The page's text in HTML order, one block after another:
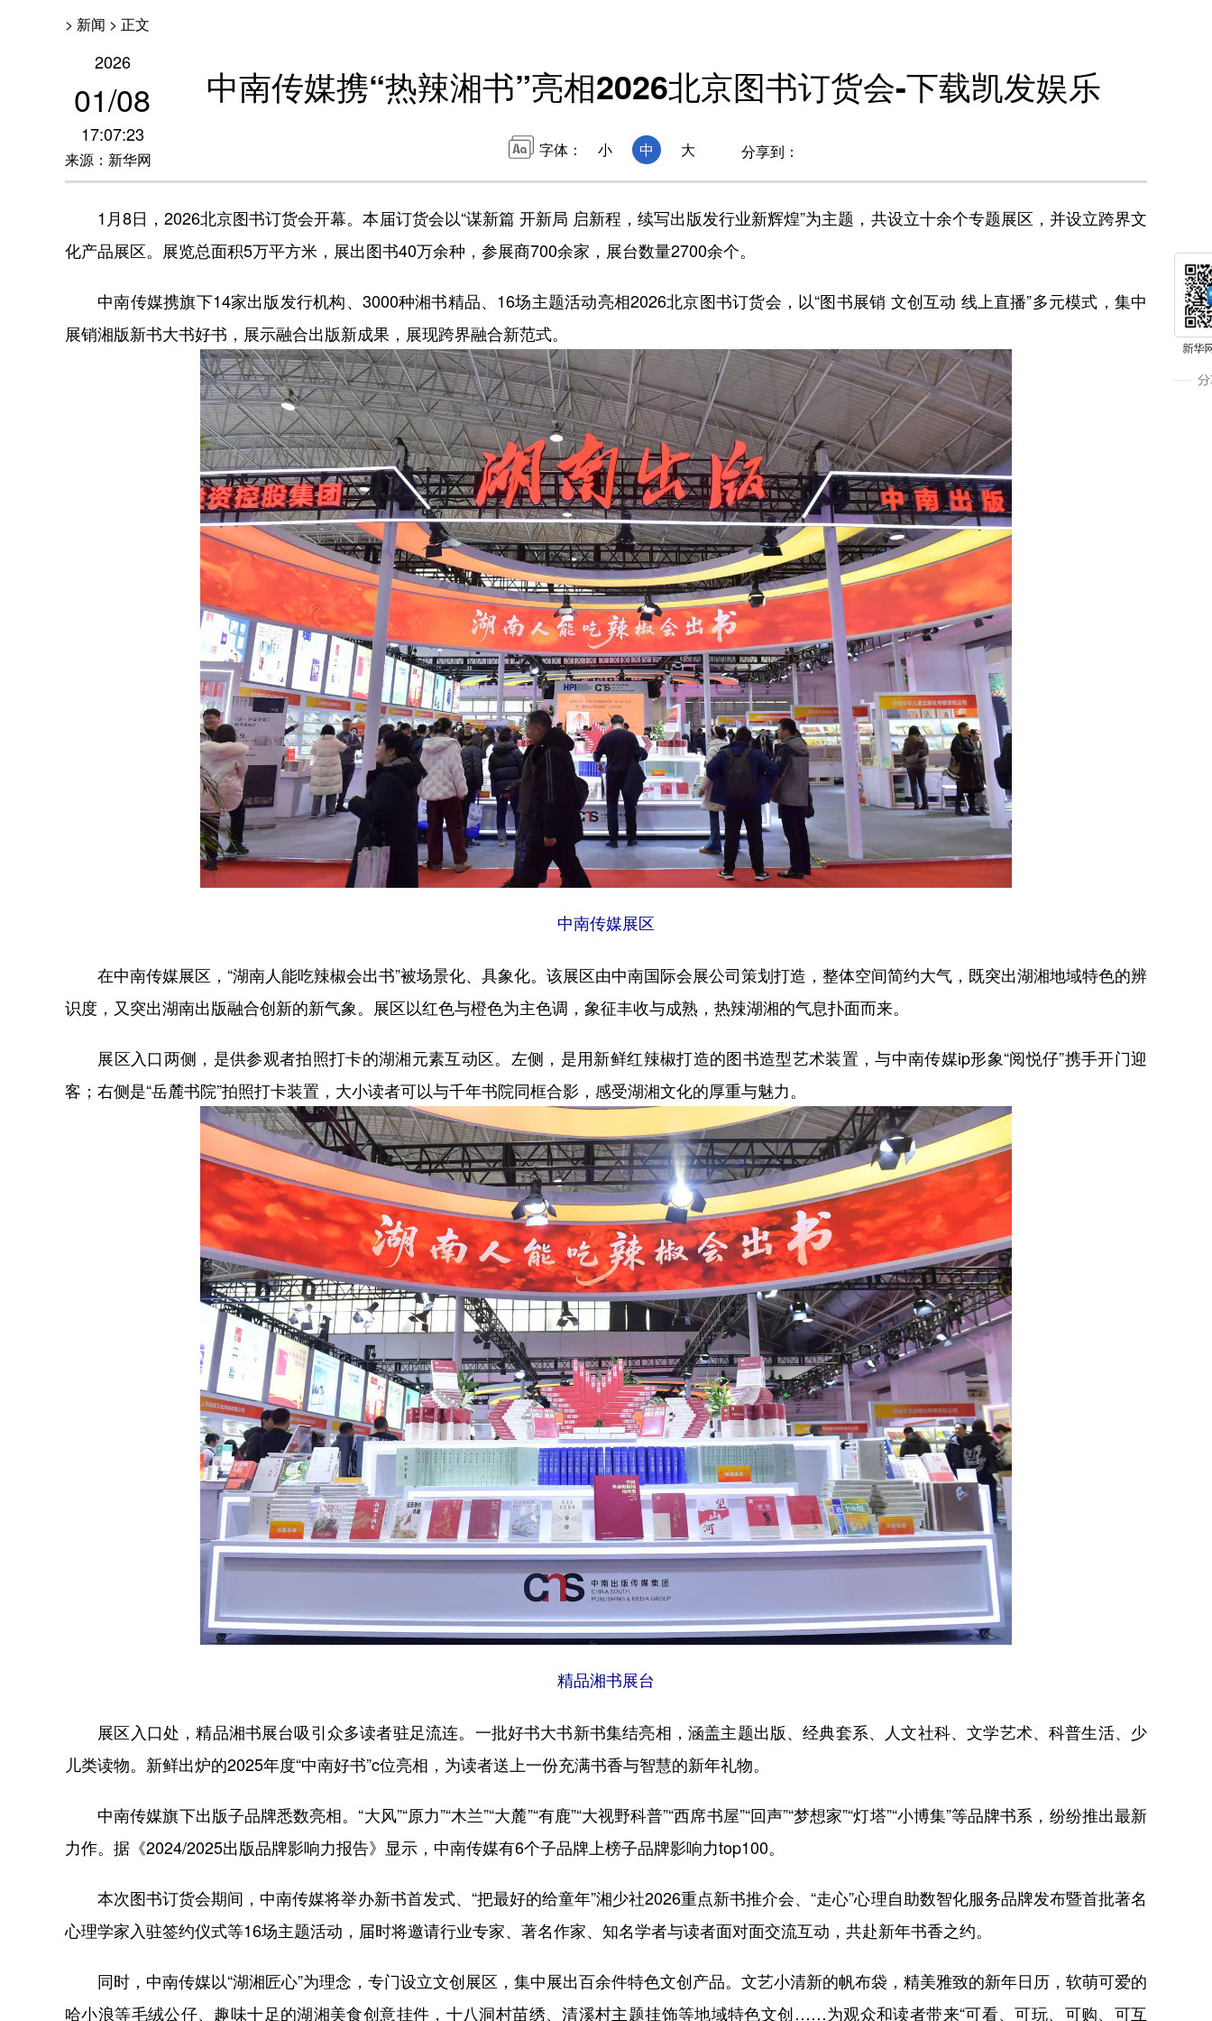
> 新闻 > 正文
2026
01/08
17:07:23
来源：新华网
中南传媒携“热辣湘书”亮相2026北京图书订货会-下载凯发娱乐
字体： 小 中 大 分享到：
1月8日，2026北京图书订货会开幕。本届订货会以“谋新篇 开新局 启新程，续写出版发行业新辉煌”为主题，共设立十余个专题展区，并设立跨界文
化产品展区。展览总面积5万平方米，展出图书40万余种，参展商700余家，展台数量2700余个。
中南传媒携旗下14家出版发行机构、3000种湘书精品、16场主题活动亮相2026北京图书订货会，以“图书展销 文创互动 线上直播”多元模式，集中
展销湘版新书大书好书，展示融合出版新成果，展现跨界融合新范式。
中南传媒展区
在中南传媒展区，“湖南人能吃辣椒会出书”被场景化、具象化。该展区由中南国际会展公司策划打造，整体空间简约大气，既突出湖湘地域特色的辨
识度，又突出湖南出版融合创新的新气象。展区以红色与橙色为主色调，象征丰收与成熟，热辣湖湘的气息扑面而来。
展区入口两侧，是供参观者拍照打卡的湖湘元素互动区。左侧，是用新鲜红辣椒打造的图书造型艺术装置，与中南传媒ip形象“阅悦仔”携手开门迎
客；右侧是“岳麓书院”拍照打卡装置，大小读者可以与千年书院同框合影，感受湖湘文化的厚重与魅力。
精品湘书展台
展区入口处，精品湘书展台吸引众多读者驻足流连。一批好书大书新书集结亮相，涵盖主题出版、经典套系、人文社科、文学艺术、科普生活、少
儿类读物。新鲜出炉的2025年度“中南好书”c位亮相，为读者送上一份充满书香与智慧的新年礼物。
中南传媒旗下出版子品牌悉数亮相。“大风”“原力”“木兰”“大麓”“有鹿”“大视野科普”“西席书屋”“回声”“梦想家”“灯塔”“小博集”等品牌书系，纷纷推出最新
力作。据《2024/2025出版品牌影响力报告》显示，中南传媒有6个子品牌上榜子品牌影响力top100。
本次图书订货会期间，中南传媒将举办新书首发式、“把最好的给童年”湘少社2026重点新书推介会、“走心”心理自助数智化服务品牌发布暨首批著名
心理学家入驻签约仪式等16场主题活动，届时将邀请行业专家、著名作家、知名学者与读者面对面交流互动，共赴新年书香之约。
同时，中南传媒以“湖湘匠心”为理念，专门设立文创展区，集中展出百余件特色文创产品。文艺小清新的帆布袋，精美雅致的新年日历，软萌可爱的
哈小浪等毛绒公仔、趣味十足的湖湘美食创意挂件，十八洞村苗绣、清溪村主题挂饰等地域特色文创……为观众和读者带来“可看、可玩、可购、可互